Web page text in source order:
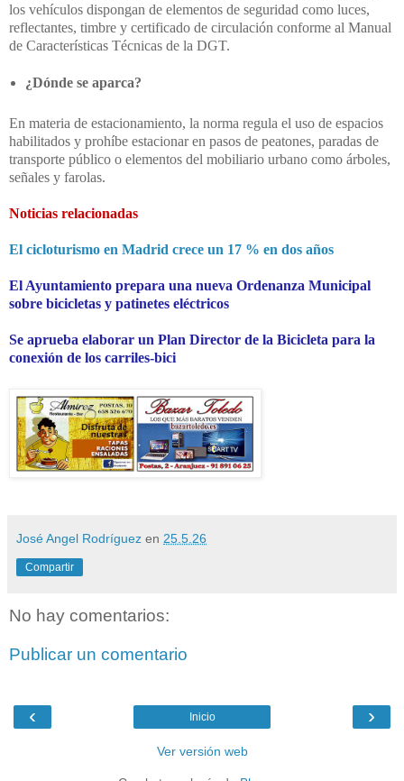
los vehículos dispongan de elementos de seguridad como luces,
reflectantes, timbre y certificado de circulación conforme al Manual
de Características Técnicas de la DGT.
¿Dónde se aparca?
En materia de estacionamiento, la norma regula el uso de espacios
habilitados y prohíbe estacionar en pasos de peatones, paradas de
transporte público o elementos del mobiliario urbano como árboles,
señales y farolas.
Noticias relacionadas
El cicloturismo en Madrid crece un 17 % en dos años
El Ayuntamiento prepara una nueva Ordenanza Municipal
sobre bicicletas y patinetes eléctricos
Se aprueba elaborar un Plan Director de la Bicicleta para la
conexión de los carriles-bici
José Angel Rodríguez en 25.5.26
Compartir
No hay comentarios:
Publicar un comentario
‹ ›
Inicio
Ver versión web